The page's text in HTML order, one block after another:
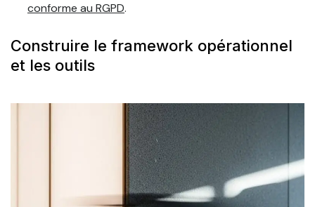
conforme au RGPD.
Construire le framework opérationnel
et les outils